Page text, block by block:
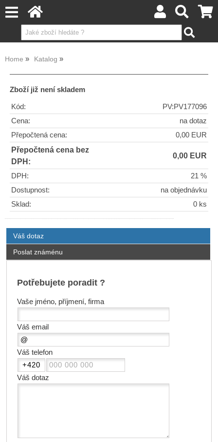
Home Katalog
Zboží již není skladem
Kód:
PV:PV177096
Cena:
na dotaz
Přepočtená cena:
0,00 EUR
Přepočtená cena bez
DPH:
0,00 EUR
DPH:
21 %
Dostupnost:
na objednávku
Sklad:
0 ks
Váš dotaz
Poslat známénu
Potřebujete poradit ?
Vaše jméno, příjmení, firma
Váš email
Váš telefon
Váš dotaz